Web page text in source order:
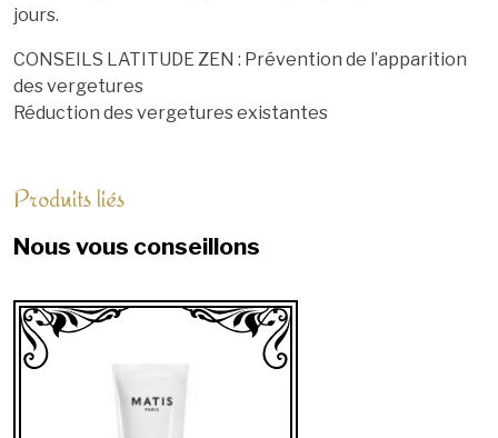
jours.
CONSEILS LATITUDE ZEN : Prévention de l’apparition
des vergetures
Réduction des vergetures existantes
Produits liés
Nous vous conseillons